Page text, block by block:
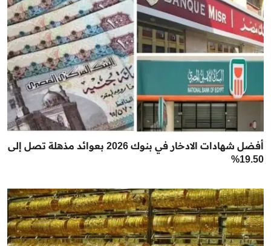
أفضل شهادات الادخار في بنوك 2026 بعوائد مذهلة تصل إلى
19.50%